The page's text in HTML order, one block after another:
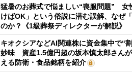
猛暑のお葬式で悩ましい“喪服問題” 女
けばOK」という俗説に潜む誤解、なぜ
のか？《1級葬祭ディレクターが解説》
キオクシアなどAI関連株に資金集中で“
妙味 資産1.5億円超の坂本慎太郎さん
える防衛・食品銘柄を紹介